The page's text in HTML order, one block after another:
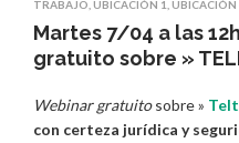
TRABAJO UBICACIÓN 1 UBICACIÓN
Martes 7/04 a las
gratuito sobre »
Webinar gratuitosobre »
con certeza jurídica y